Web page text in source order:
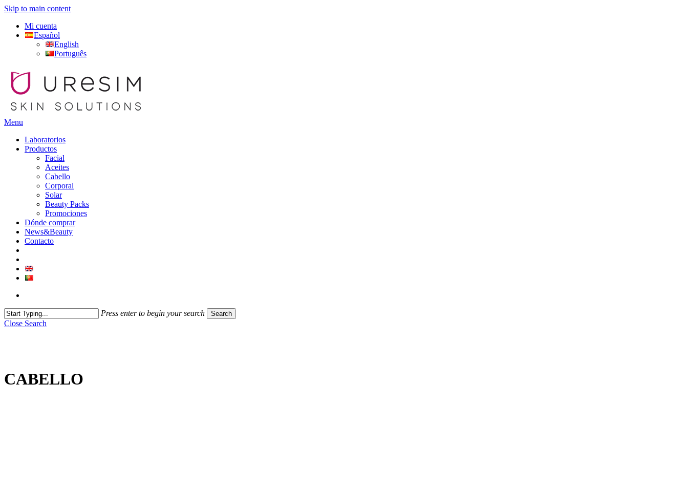
Skip to main content
Mi cuenta
Español
English
Português
Menu
Laboratorios
Productos
Facial
Aceites
Cabello
Corporal
Solar
Beauty Packs
Promociones
Dónde comprar
News&Beauty
Contacto
Press enter to begin your search Search
Close Search
CABELLO